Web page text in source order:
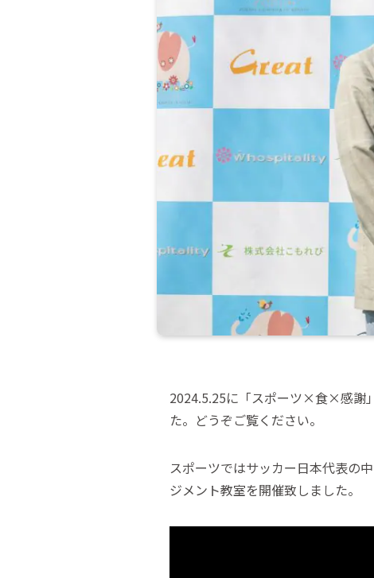
2024.5.25に「スポーツ×食×感謝
た。どうぞご覧ください。
スポーツではサッカー日本代表の
ジメント教室を開催致しました。